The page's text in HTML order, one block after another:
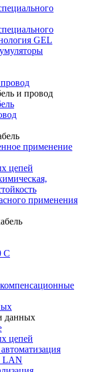
GEL
и провод
применение
цепей
применения
С
данных
цепей
LAN